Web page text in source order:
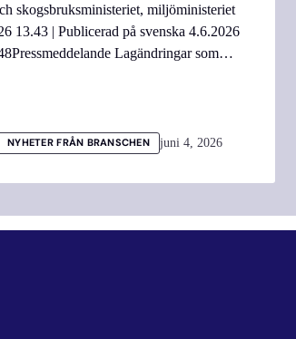
skogsbruksministeriet, miljöministeriet
13.43 | Publicerad på svenska 4.6.2026
Lagändringar som…
NYHETER FRÅN BRANSCHEN juni 4, 2026